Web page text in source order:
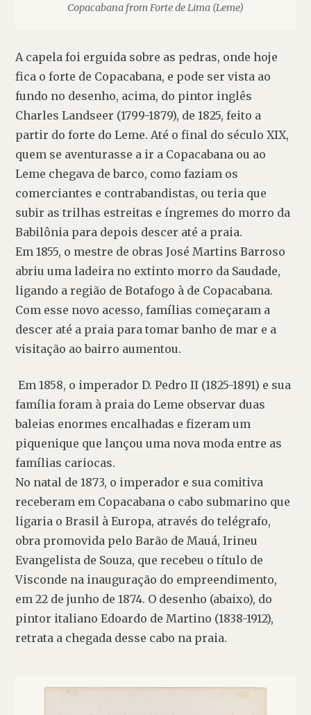
Copacabana from Forte de Lima (Leme)
A capela foi erguida sobre as pedras, onde hoje
fica o forte de Copacabana, e pode ser vista ao
fundo no desenho, acima, do pintor inglês
Charles Landseer (1799-1879), de 1825, feito a
partir do forte do Leme. Até o final do século XIX,
quem se aventurasse a ir a Copacabana ou ao
Leme chegava de barco, como faziam os
comerciantes e contrabandistas, ou teria que
subir as trilhas estreitas e íngremes do morro da
Babilônia para depois descer até a praia.
Em 1855, o mestre de obras José Martins Barroso
abriu uma ladeira no extinto morro da Saudade,
ligando a região de Botafogo à de Copacabana.
Com esse novo acesso, famílias começaram a
descer até a praia para tomar banho de mar e a
visitação ao bairro aumentou.
Em 1858, o imperador D. Pedro II (1825-1891) e sua
família foram à praia do Leme observar duas
baleias enormes encalhadas e fizeram um
piquenique que lançou uma nova moda entre as
famílias cariocas.
No natal de 1873, o imperador e sua comitiva
receberam em Copacabana o cabo submarino que
ligaria o Brasil à Europa, através do telégrafo,
obra promovida pelo Barão de Mauá, Irineu
Evangelista de Souza, que recebeu o título de
Visconde na inauguração do empreendimento,
em 22 de junho de 1874. O desenho (abaixo), do
pintor italiano Edoardo de Martino (1838-1912),
retrata a chegada desse cabo na praia.